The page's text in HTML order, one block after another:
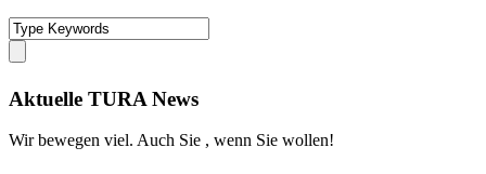
Aktuelle TURA News
Wir bewegen viel. Auch Sie , wenn Sie wollen!